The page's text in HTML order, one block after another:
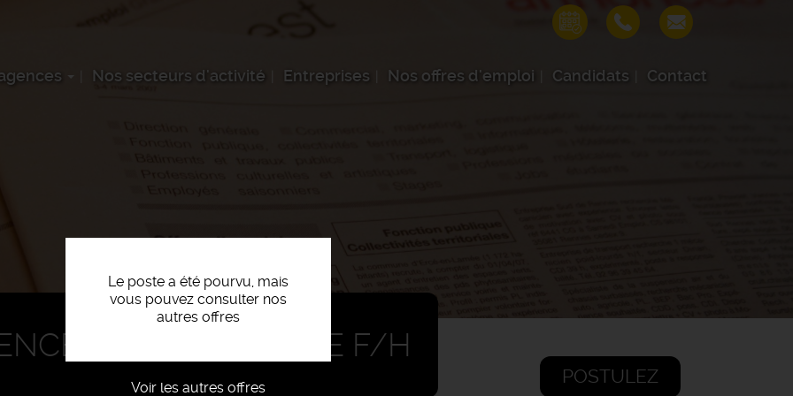
Nos secteurs d'activité Entreprises Nos offres d'emploi Candidats Contact
Le poste a été pourvu, mais
vous pouvez consulter nos
autres offres
Voir les autres offres
POSTULEZ
NAUTIQUE F/H